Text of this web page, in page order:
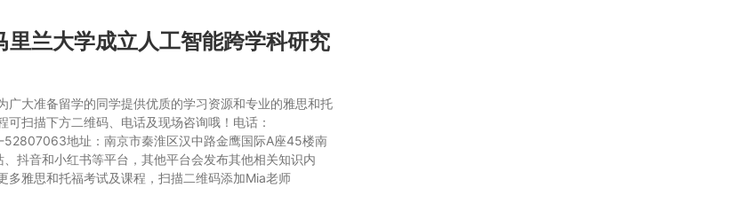
里兰大学成立人工智能跨学科研究
广大准备留学的同学提供优质的学习资源和专业的雅思和托
可扫描下方二维码、电话及现场咨询哦！电话：
地址：南京市秦淮区汉中路金鹰国际A座45楼南
抖音和小红书等平台，其他平台会发布其他相关知识内
多雅思和托福考试及课程，扫描二维码添加Mia老师